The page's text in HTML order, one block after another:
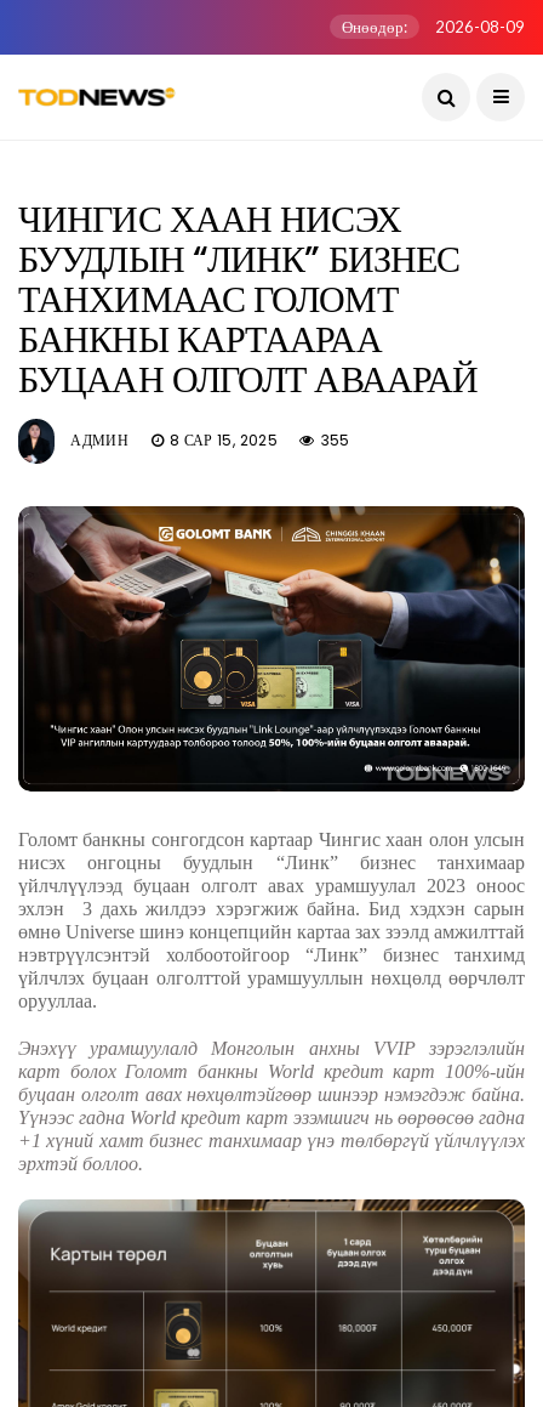
Өнөөдөр: 2026-08-09
ЧИНГИС ХААН НИСЭХ
БУУДЛЫН “ЛИНК” БИЗНЕС
ТАНХИМААС ГОЛОМТ
БАНКНЫ КАРТААРАА
БУЦААН ОЛГОЛТ АВААРАЙ
АДМИН 8 САР 15, 2025 355
Голомт банкны сонгогдсон картаар Чингис хаан олон улсын
нисэх онгоцны буудлын “Линк” бизнес танхимаар
үйлчлүүлээд буцаан олголт авах урамшуулал 2023 оноос
эхлэн
3 дахь жилдээ хэрэгжиж байна. Бид хэдхэн сарын
өмнө Universe шинэ концепцийн картаа зах зээлд амжилттай
нэвтрүүлсэнтэй холбоотойгоор “Линк” бизнес танхимд
үйлчлэх буцаан олголттой урамшууллын нөхцөлд өөрчлөлт
орууллаа.
Энэхүү урамшуулалд Монголын анхны VVIPзэрэглэлийн
карт болох Голомт банкны World кредит карт 100%-ийн
буцаан олголт авах нөхцөлтэйгөөр шинээр нэмэгдэж байна.
Үүнээс гадна World кредит карт эзэмшигч нь өөрөөсөө гадна
+1 хүний хамт бизнес танхимаар үнэ төлбөргүй үйлчлүүлэх
эрхтэй боллоо.